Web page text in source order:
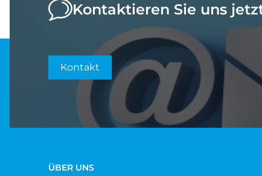
Kontaktieren Sie uns
Kontakt
ÜBER UNS